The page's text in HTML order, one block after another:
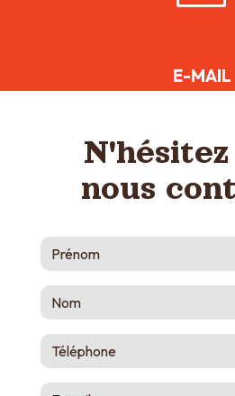
E-MAIL
N'hésitez
nous